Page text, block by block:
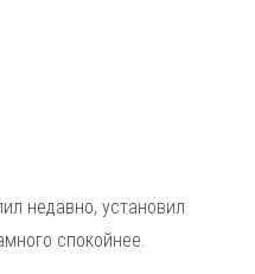
недавно, установил
спокойнее.